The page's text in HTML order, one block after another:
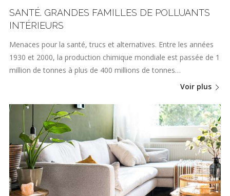
SANTÉ. GRANDES FAMILLES DE POLLUANTS
INTÉRIEURS
Menaces pour la santé, trucs et alternatives. Entre les années
1930 et 2000, la production chimique mondiale est passée de 1
million de tonnes à plus de 400 millions de tonnes…
Voir plus